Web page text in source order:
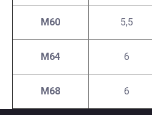
М60 5,5
М64 6
М68 6